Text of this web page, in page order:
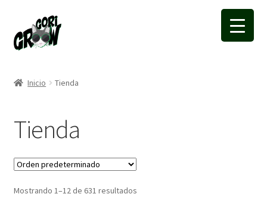
a
la
a
la
Inicio Tienda
Tienda
Mostrando 1–12 de 631 resultados